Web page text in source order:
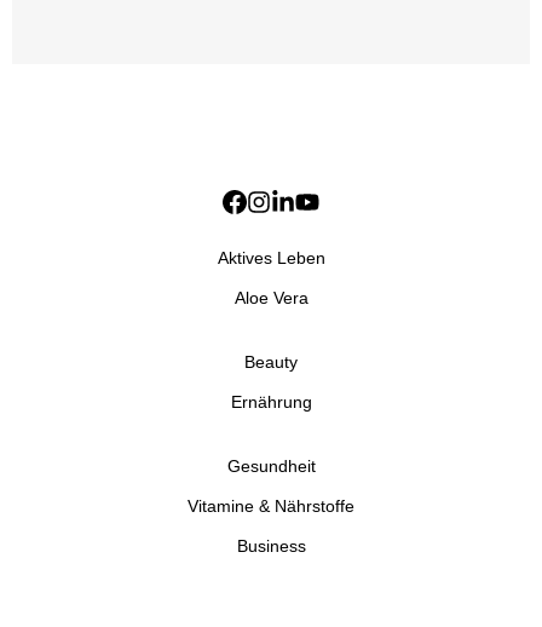
Aktives Leben
Aloe Vera
Beauty
Ernährung
Gesundheit
Vitamine & Nährstoffe
Business